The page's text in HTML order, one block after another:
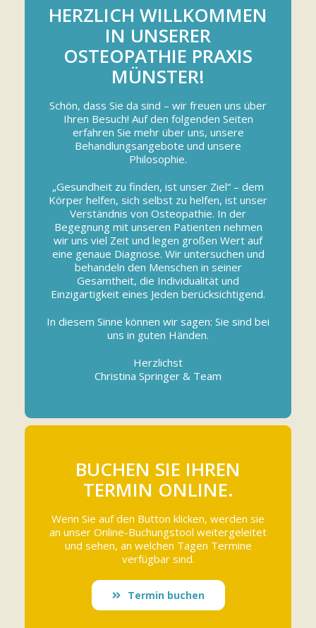
HERZLICH WILLKOMMEN
IN UNSERER
OSTEOPATHIE PRAXIS
MÜNSTER!
Schön, dass Sie da sind – wir freuen uns über
Ihren Besuch! Auf den folgenden Seiten
erfahren Sie mehr über uns, unsere
Behandlungsangebote und unsere
Philosophie.
„Gesundheit zu finden, ist unser Ziel“ – dem
Körper helfen, sich selbst zu helfen, ist unser
Verständnis von Osteopathie. In der
Begegnung mit unseren Patienten nehmen
wir uns viel Zeit und legen großen Wert auf
eine genaue Diagnose. Wir untersuchen und
behandeln den Menschen in seiner
Gesamtheit, die Individualität und
Einzigartigkeit eines Jeden berücksichtigend.
In diesem Sinne können wir sagen: Sie sind bei
uns in guten Händen.
Herzlichst
Christina Springer & Team
BUCHEN SIE IHREN
TERMIN ONLINE.
Wenn Sie auf den Button klicken, werden sie
an unser Online-Buchungstool weitergeleitet
und sehen, an welchen Tagen Termine
verfügbar sind.
Termin buchen